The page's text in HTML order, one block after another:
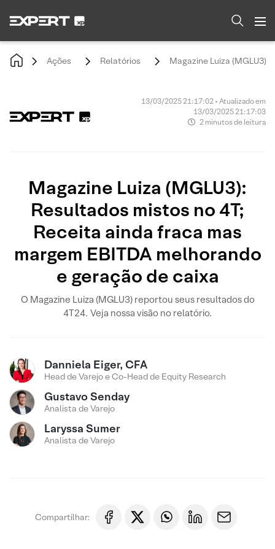
Ações Relatórios Magazine Luiza (MGLU3):
13/03/2025 21:17:02 • Atualizado em
13/03/2025 21:17:03
2 minutos de leitura
Magazine Luiza (MGLU3):
Resultados mistos no 4T;
Receita ainda fraca mas
margem EBITDA melhorando
e geração de caixa
O Magazine Luiza (MGLU3) reportou seus resultados do
4T24. Veja nossa visão no relatório.
Danniela Eiger, CFA
Head de Varejo e Co-Head de Equity Research
Gustavo Senday
Analista de Varejo
Laryssa Sumer
Analista de Varejo
Compartilhar: